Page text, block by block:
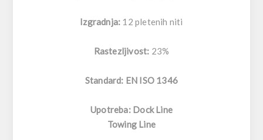
Izgradnja: 12 pletenih niti
Rastezljivost: 23%
Standard: EN ISO 1346
Upotreba:Dock Line
Towing Line